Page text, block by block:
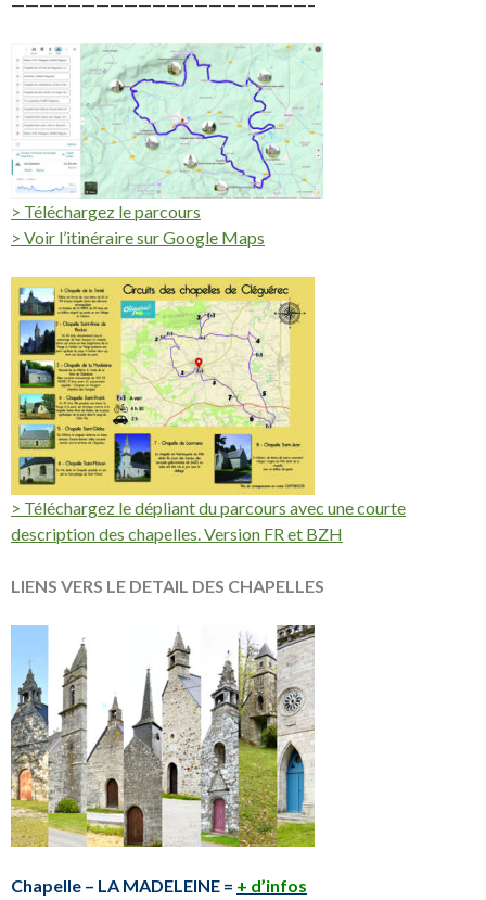
—————————————————————–
> Téléchargez le parcours
> Voir l’itinéraire sur Google Maps
> Téléchargez le dépliant du parcours avec une courte
description des chapelles. Version FR et BZH
LIENS VERS LE DETAIL DES CHAPELLES
Chapelle – LA MADELEINE = + d’infos